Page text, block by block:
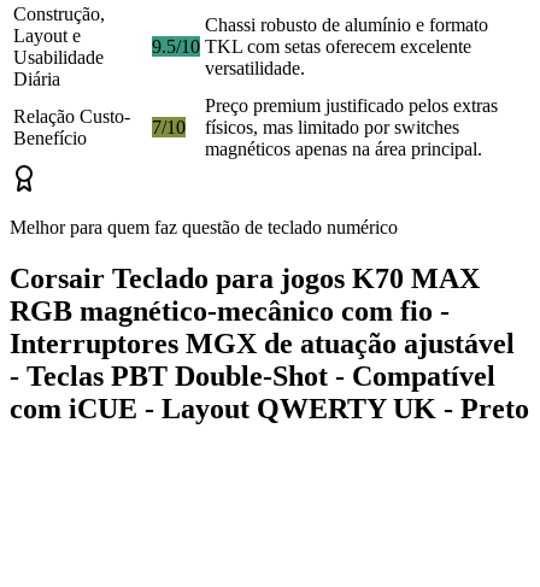
Construção,
Layout e
Usabilidade
Diária
9.5/10
Chassi robusto de alumínio e formato
TKL com setas oferecem excelente
versatilidade.
Relação Custo-
Benefício
7/10
Preço premium justificado pelos extras
físicos, mas limitado por switches
magnéticos apenas na área principal.
Melhor para quem faz questão de teclado numérico
Corsair Teclado para jogos K70 MAX
RGB magnético-mecânico com fio -
Interruptores MGX de atuação ajustável
- Teclas PBT Double-Shot - Compatível
com iCUE - Layout QWERTY UK - Preto